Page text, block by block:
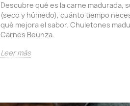
Descubre qué es la carne madurada,
(seco y húmedo), cuánto tiempo
qué mejora el sabor. Chuletones
Carnes Beunza.
Leer más